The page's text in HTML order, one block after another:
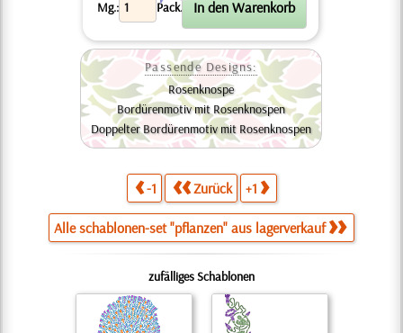
Mg.: Pack.
Passende Designs:
Rosenknospe
Bordürenmotiv mit Rosenknospen
Doppelter Bordürenmotiv mit Rosenknospen
-1 Zurück +1
Alle schablonen-set "pflanzen" aus lagerverkauf
zufälliges Schablonen